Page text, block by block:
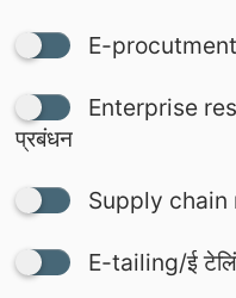
E-
Enterprise
प्रबंधन
Supply chain
E-tailing/ई